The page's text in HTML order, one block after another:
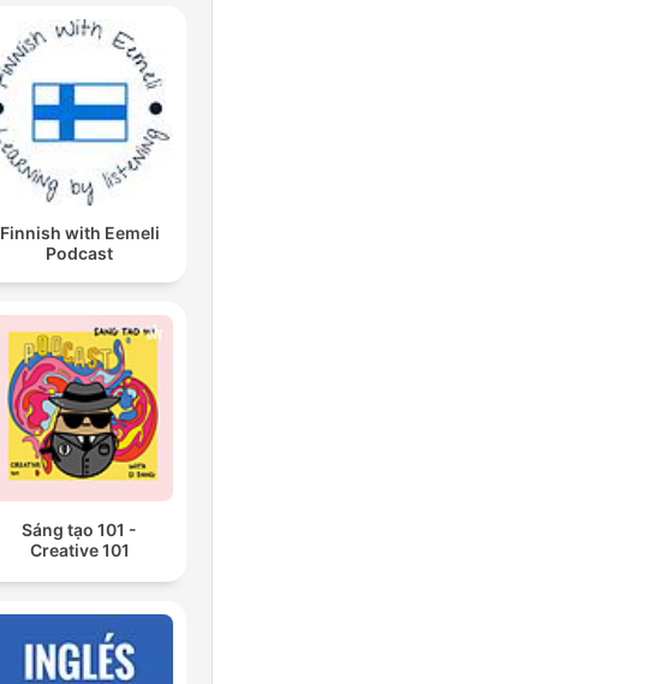
Finnish with Eemeli
Podcast
Sáng tạo 101 -
Creative 101